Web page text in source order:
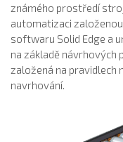
známého prostředí
automatizaci
softwaru Solid Edge a
na základě návrhových
založená na
navrhování.